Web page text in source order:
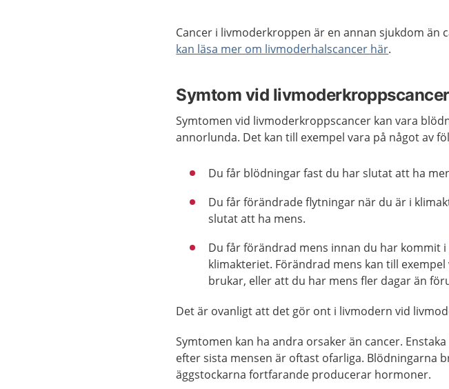
Cancer i livmoderkroppen är en annan sjukdom än
kan läsa mer om livmoderhalscancer här.
Symtom vid livmoderkroppscancer
Symtomen vid livmoderkroppscancer kan vara
annorlunda. Det kan till exempel vara på något av
Du får blödningar fast du har slutat att ha
Du får förändrade flytningar när du är i
slutat att ha mens.
Du får förändrad mens innan du har kommit i
klimakteriet. Förändrad mens kan till
brukar, eller att du har mens fler dagar än
Det är ovanligt att det gör ont i livmodern vid
Symtomen kan ha andra orsaker än cancer.
efter sista mensen är oftast ofarliga. Blödningarna
äggstockarna fortfarande producerar hormoner.